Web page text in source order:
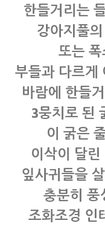
한들거리는
강아지풀
또는
부들과 다르게
바람에 한들
3뭉치로 된
이 굵은
이삭이 달
잎사귀들을
충분히
조화조경 인